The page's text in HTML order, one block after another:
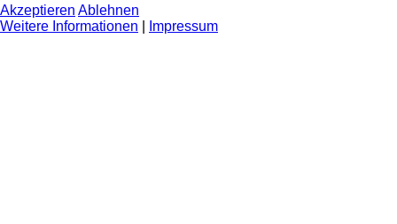
Akzeptieren Ablehnen
Weitere Informationen
Impressum